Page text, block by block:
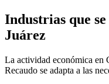
Industrias que
Juárez
La actividad económica en
Recaudo se adapta a las